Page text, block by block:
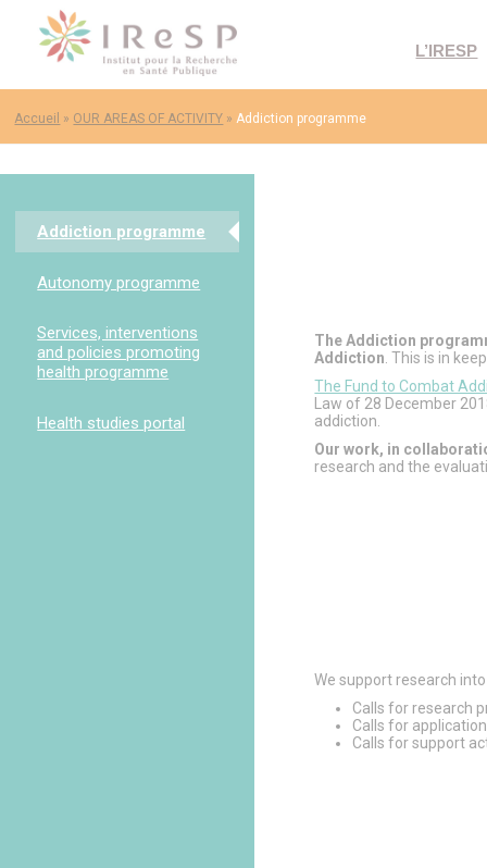
L’IRESP
Accueil » OUR AREAS OF ACTIVITY » Addiction programme
Addiction programme
Autonomy programme
Services, interventions
and policies promoting
health programme
Health studies portal
The Addiction
Addiction . This is in
The Fund to Combat
Law of 28 December
addiction.
Our work, in
research and the
We support research
Calls for research
Calls for
Calls for support